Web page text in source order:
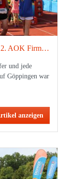
2.152 Läuferinnen und Läufer feiern den 12. AOK Firmenlauf Göppingen
und jede
Göppingen war
anzeigen